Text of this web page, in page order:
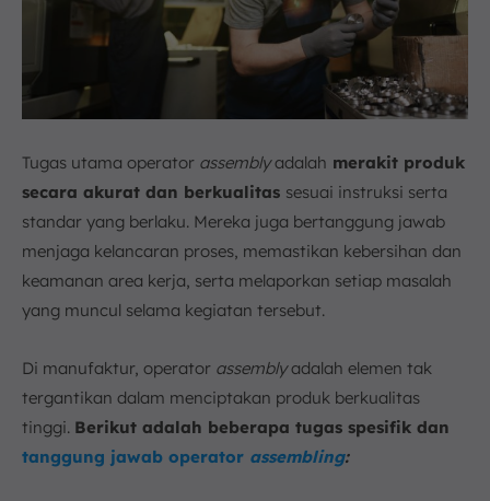
Tugas utama operator assemblyadalah merakit produk
secara akurat dan berkualitas sesuai instruksi serta
standar yang berlaku. Mereka juga bertanggung jawab
menjaga kelancaran proses, memastikan kebersihan dan
keamanan area kerja, serta melaporkan setiap masalah
yang muncul selama kegiatan tersebut.
Di manufaktur, operator assemblyadalah elemen tak
tergantikan dalam menciptakan produk berkualitas
tinggi. Berikut adalah beberapa tugas spesifik dan
tanggung jawab operator assembling: